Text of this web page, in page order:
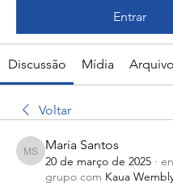
Entrar
Discussão Mídia
Voltar
Maria Santos
Maria Santos
20 de março de 2025 ·
grupo com Kaua